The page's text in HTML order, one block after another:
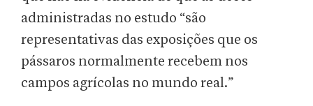
administradas no estudo “são
representativas das exposições que os
pássaros normalmente recebem nos
campos agrícolas no mundo real.”